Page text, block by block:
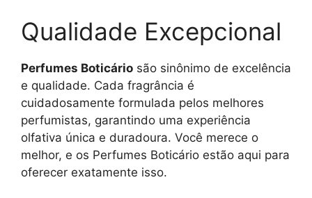
Qualidade Excepcional
Perfumes Boticário são sinônimo de excelência
e qualidade. Cada fragrância é
cuidadosamente formulada pelos melhores
perfumistas, garantindo uma experiência
olfativa única e duradoura. Você merece o
melhor, e os Perfumes Boticário estão aqui para
oferecer exatamente isso.